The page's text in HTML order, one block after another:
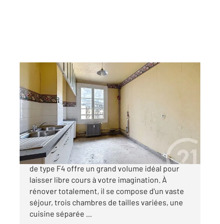
COMPIEGNE 60
103,31 m
, 4 pièces
Ref : 18095
Appartement F4 à vendre
229 000 €
Situé au cœur de Compiègne, cet appartement
de type F4 offre un grand volume idéal pour
laisser libre cours à votre imagination. À
rénover totalement, il se compose d'un vaste
séjour, trois chambres de tailles variées, une
cuisine séparée ...